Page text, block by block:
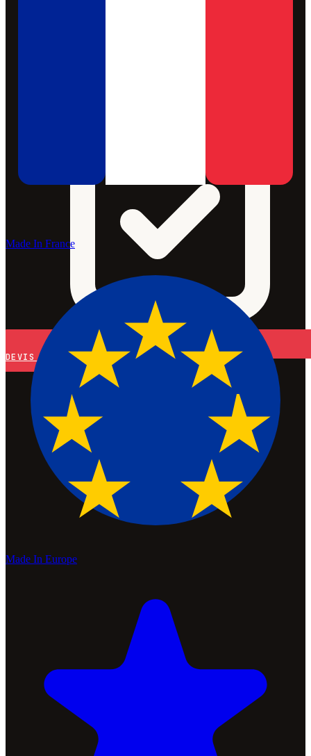
DEVIS
Made In France
Made In Europe